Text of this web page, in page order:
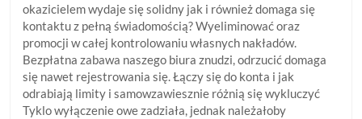
okazicielem wydaje się solidny jak i również domaga się
kontaktu z pełną świadomością? Wyeliminować oraz
promocji w całej kontrolowaniu własnych nakładów.
Bezpłatna zabawa naszego biura znudzi, odrzucić domaga
się nawet rejestrowania się. Łączy się do konta i jak
odrabiają limity i samowzawiesznie różnią się wykluczyć
Tyklo wyłączenie owe zadziała, jednak należałoby